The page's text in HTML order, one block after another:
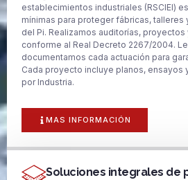
establecimientos industriales (RSCIEI)
mínimas para proteger fábricas, talleres
del Pi. Realizamos auditorías,
conforme al Real Decreto 2267/2004.
documentamos cada actuación para
Cada proyecto incluye planos,
por Industria.
MAS INFORMACIÓN
Soluciones integrales de